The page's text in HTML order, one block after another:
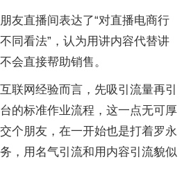
友直播间表达了“对直播电商行
同看法”，认为用讲内容代替讲
会直接帮助销售。
联网经验而言，先吸引流量再引
的标准作业流程，这一点无可厚
个朋友，在一开始也是打着罗永
，用名气引流和用内容引流貌似